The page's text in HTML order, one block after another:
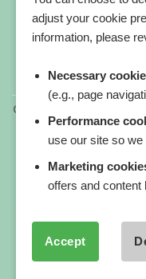
Copyright 2026 ©
All
a registered
Our website
informational
provide medical
adjust your cookie
information, please
Necessary
(e.g., page
Performance
use our site so
Marketing
offers and content
Accept